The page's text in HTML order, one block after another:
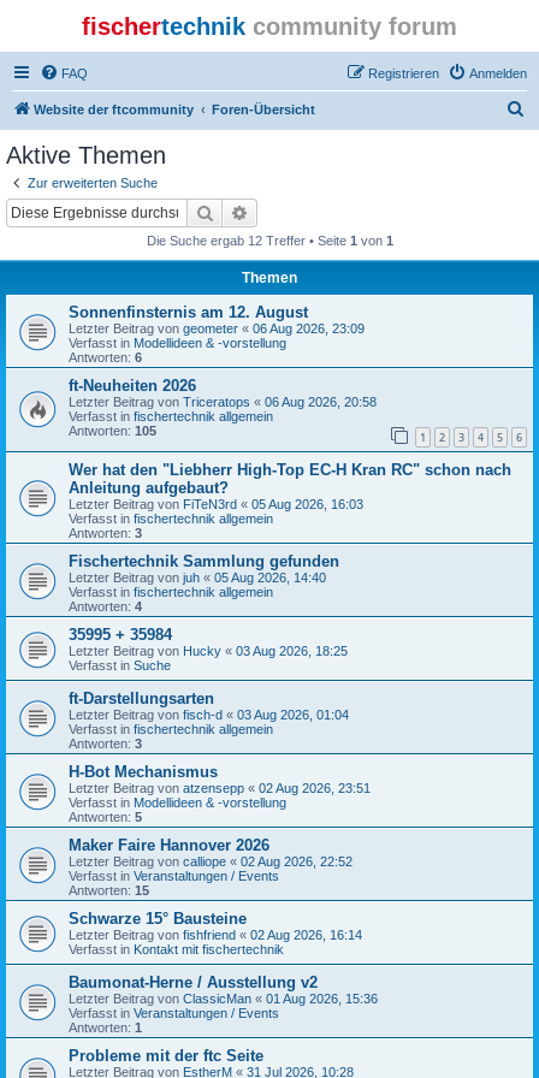
fischertechnik community forum
FAQ Anmelden
Registrieren
Website der ftcommunity Foren-Übersicht
Aktive Themen
Zur erweiterten Suche
Suche
Die Suche ergab 12 Treffer • Seite 1 von 1
Themen
Sonnenfinsternis am 12. August
Letzter Beitrag von geometer « 06 Aug 2026, 23:09
Verfasst in Modellideen & -vorstellung
Antworten: 6
ft-Neuheiten 2026
Letzter Beitrag von Triceratops « 06 Aug 2026, 20:58
Verfasst in fischertechnik allgemein
Antworten: 105 1 2 3 4 5 6
Wer hat den "Liebherr High-Top EC-H Kran RC" schon nach
Anleitung aufgebaut?
Letzter Beitrag von FiTeN3rd « 05 Aug 2026, 16:03
Verfasst in fischertechnik allgemein
Antworten: 3
Fischertechnik Sammlung gefunden
Letzter Beitrag von juh « 05 Aug 2026, 14:40
Verfasst in fischertechnik allgemein
Antworten: 4
35995 + 35984
Letzter Beitrag von Hucky « 03 Aug 2026, 18:25
Verfasst in Suche
ft-Darstellungsarten
Letzter Beitrag von fisch-d « 03 Aug 2026, 01:04
Verfasst in fischertechnik allgemein
Antworten: 3
H-Bot Mechanismus
Letzter Beitrag von atzensepp « 02 Aug 2026, 23:51
Verfasst in Modellideen & -vorstellung
Antworten: 5
Maker Faire Hannover 2026
Letzter Beitrag von calliope « 02 Aug 2026, 22:52
Verfasst in Veranstaltungen / Events
Antworten: 15
Schwarze 15° Bausteine
Letzter Beitrag von fishfriend « 02 Aug 2026, 16:14
Verfasst in Kontakt mit fischertechnik
Baumonat-Herne / Ausstellung v2
Letzter Beitrag von ClassicMan « 01 Aug 2026, 15:36
Verfasst in Veranstaltungen / Events
Antworten: 1
Probleme mit der ftc Seite
Letzter Beitrag von EstherM « 31 Jul 2026, 10:28